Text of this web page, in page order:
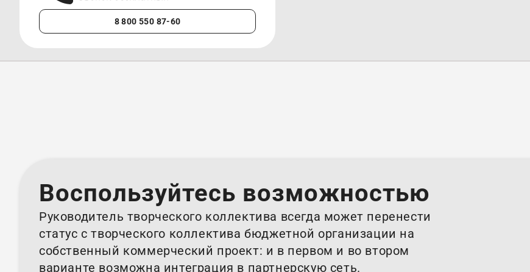
8 800 550 87-60
Воспользуйтесь возможностью
Руководитель творческого коллектива всегда может перенести
статус с творческого коллектива бюджетной организации на
собственный коммерческий проект: и в первом и во втором
варианте возможна интеграция в партнерскую сеть.